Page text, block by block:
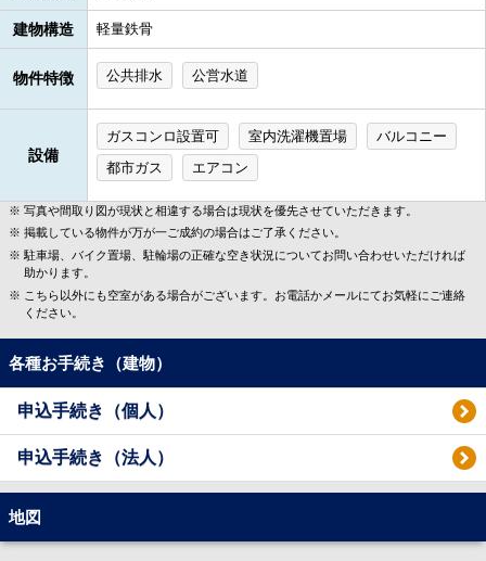
建物構造 軽量鉄骨
物件特徴 公共排水 公営水道
設備
ガスコンロ設置可 室内洗濯機置場
バルコニー
都市ガス
エアコン
写真や間取り図が現状と相違する場合は現状を優先させていただきます。
掲載している物件が万が一ご成約の場合はご了承ください。
駐車場、バイク置場、駐輪場の正確な空き状況についてお問い合わせいただければ
助かります。
こちら以外にも空室がある場合がございます。お電話かメールにてお気軽にご連絡
ください。
各種お手続き（建物）
申込手続き（個人）
申込手続き（法人）
地図